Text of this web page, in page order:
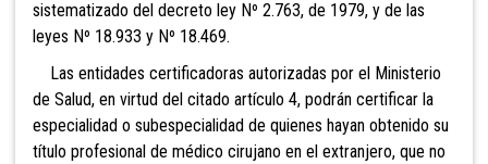
sistematizado del decreto ley Nº 2.763, de 1979, y de las
leyes Nº 18.933 y Nº 18.469.
Las entidades certificadoras autorizadas por el Ministerio
de Salud, en virtud del citado artículo 4, podrán certificar la
especialidad o subespecialidad de quienes hayan obtenido su
título profesional de médico cirujano en el extranjero, que no